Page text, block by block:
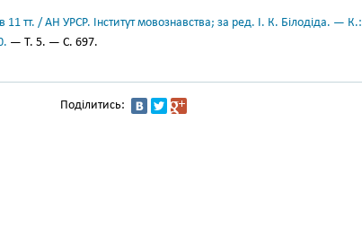
11 тт. / АН УРСР. Інститут мовознавства; за ред. І. К. Білодіда. — К.:
— Т. 5. — С. 697.
Поділитись: